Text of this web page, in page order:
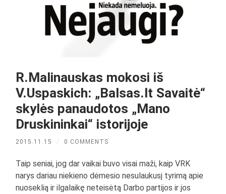
R.Malinauskas mokosi iš
V.Uspaskich: „Balsas.lt Savaitė“
skylės panaudotos „Mano
Druskininkai“ istorijoje
2015.11.15 / 0 COMMENTS
Taip seniai, jog dar vaikai buvo visai maži, kaip VRK
narys dariau niekieno dėmesio nesulaukusį tyrimą apie
nuoseklią ir ilgalaikę neteisėtą Darbo partijos ir jos